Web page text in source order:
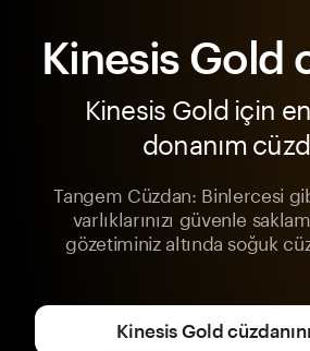
Kinesis Gold
Kinesis Gold için
donanım
Tangem Cüzdan: Binlercesi
varlıklarınızı güvenle
gözetiminiz altında soğuk
Kinesis Gold